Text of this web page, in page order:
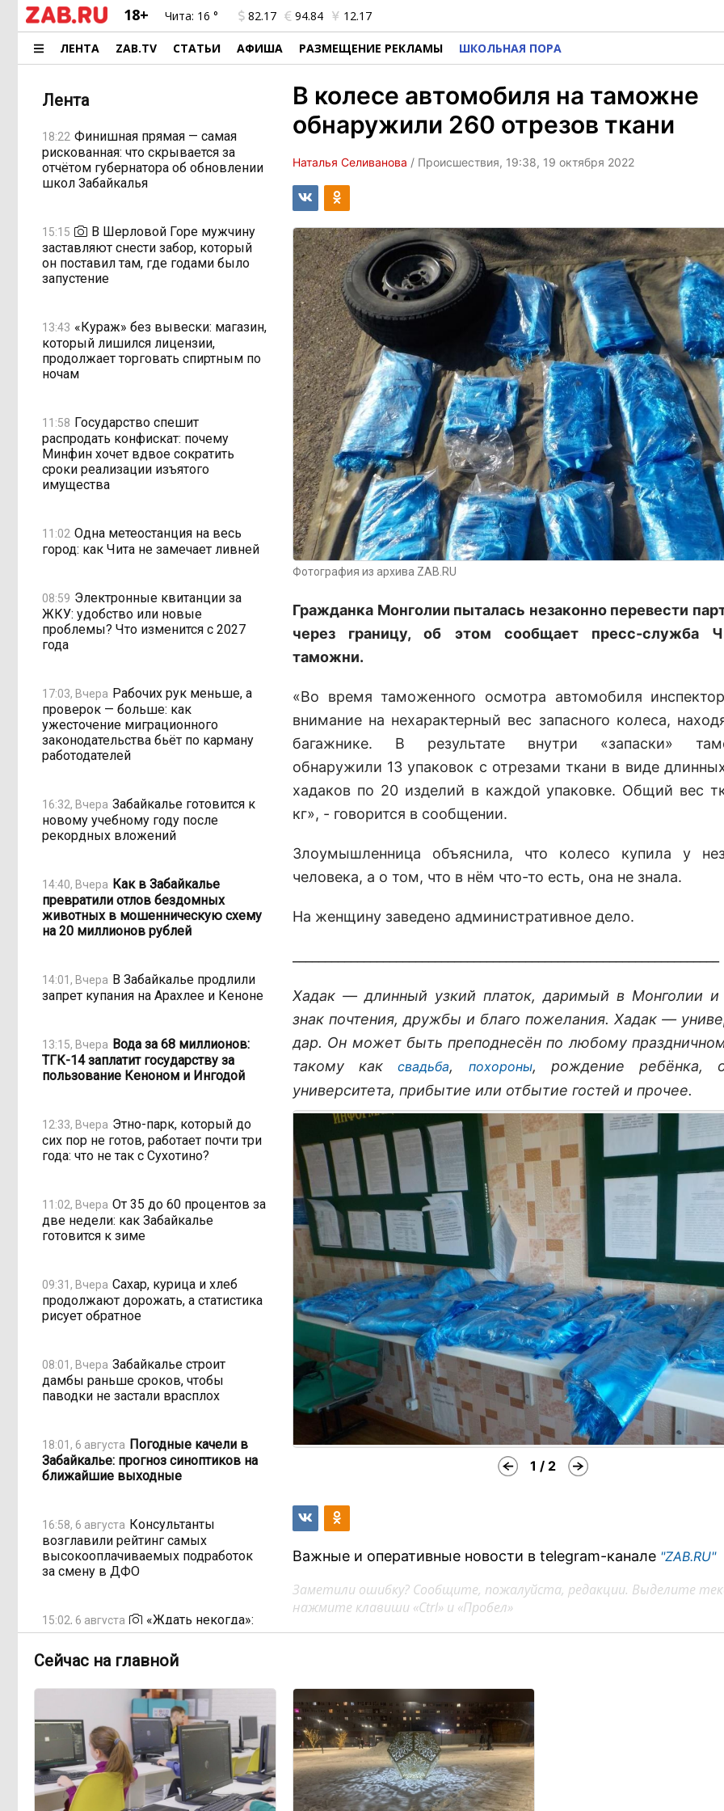
18+ Чита: 16 ° 82.17 94.84 12.17
ЛЕНТА ZAB.TV СТАТЬИ АФИША РАЗМЕЩЕНИЕ РЕКЛАМЫ ШКОЛЬНАЯ ПОРА
Лента
18:22 Финишная прямая — самая
рискованная: что скрывается за
отчётом губернатора об обновлении
школ Забайкалья
15:15
В Шерловой Горе мужчину
заставляют снести забор, который
он поставил там, где годами было
запустение
13:43 «Кураж» без вывески: магазин,
который лишился лицензии,
продолжает торговать спиртным по
ночам
11:58 Государство спешит
распродать конфискат: почему
Минфин хочет вдвое сократить
сроки реализации изъятого
имущества
11:02 Одна метеостанция на весь
город: как Чита не замечает ливней
08:59 Электронные квитанции за
ЖКУ: удобство или новые
проблемы? Что изменится с 2027
года
17:03, Вчера Рабочих рук меньше, а
проверок — больше: как
ужесточение миграционного
законодательства бьёт по карману
работодателей
16:32, Вчера Забайкалье готовится к
новому учебному году после
рекордных вложений
14:40, Вчера Как в Забайкалье
превратили отлов бездомных
животных в мошенническую схему
на 20 миллионов рублей
14:01, Вчера В Забайкалье продлили
запрет купания на Арахлее и Кеноне
13:15, Вчера Вода за 68 миллионов:
ТГК-14 заплатит государству за
пользование Кеноном и Ингодой
12:33, Вчера Этно-парк, который до
сих пор не готов, работает почти три
года: что не так с Сухотино?
11:02, Вчера От 35 до 60 процентов за
две недели: как Забайкалье
готовится к зиме
09:31, Вчера Сахар, курица и хлеб
продолжают дорожать, а статистика
рисует обратное
08:01, Вчера Забайкалье строит
дамбы раньше сроков, чтобы
паводки не застали врасплох
18:01, 6 августа Погодные качели в
Забайкалье: прогноз синоптиков на
ближайшие выходные
16:58, 6 августа Консультанты
возглавили рейтинг самых
высокооплачиваемых подработок
за смену в ДФО
15:02, 6 августа
«Ждать некогда»:
жители подтопленного Угдана
просят технику, пока чиновники
разводят руками
Правительство РФ
легализует топливо стандарта
«Евро-2»
12:33, 6 августа
Власти: Забайкалье
В колесе автомобиля на таможне
обнаружили 260 отрезов ткани
Наталья Селиванова / Происшествия, 19:38, 19 октября 2022
Фотография из архива ZAB.RU
Гражданка Монголии пыталась незаконно перевести
через границу, об этом сообщает пресс-служба
таможни.
«Во время таможенного осмотра автомобиля
внимание на нехарактерный вес запасного колеса,
багажнике. В результате внутри «запаски»
обнаружили 13 упаковок с отрезами ткани в виде
хадаков по 20 изделий в каждой упаковке. Общий вес
кг», - говорится в сообщении.
Злоумышленница объяснила, что колесо купила у
человека, а о том, что в нём что-то есть, она не знала.
На женщину заведено административное дело.
Хадак — длинный узкий платок, даримый в Монголии и
знак почтения, дружбы и благо пожелания. Хадак —
дар. Он может быть преподнесён по любому
такому каксвадьба, похороны, рождение ребёнка,
университета, прибытие или отбытие гостей и прочее.
1 / 2
Важные и оперативные новости в telegram-канале "ZAB.RU"
Заметили ошибку? Сообщите, пожалуйста, редакции. Выделите
нажмите клавиши «Ctrl» и «Пробел»
Сейчас на главной